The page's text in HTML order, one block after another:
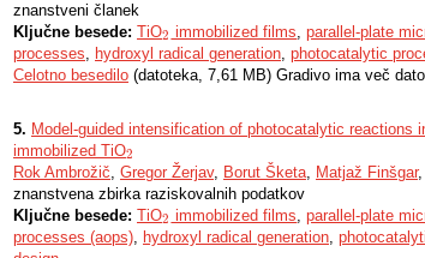
znanstveni članek
Ključne besede: TiO2
2 immobilized films,parallel-plate
processes, hydroxyl radical generation, photocatalytic
Celotno besedilo (datoteka, 7,61 MB) Gradivo ima več
5. Model-guided intensification of photocatalytic reactions
immobilized TiO2
2
Rok Ambrožič, Gregor Žerjav, Borut Šketa, Matjaž Finšgar,
znanstvena zbirka raziskovalnih podatkov
Ključne besede: TiO2
2 immobilized films,parallel-plate
processes (aops), hydroxyl radical generation,